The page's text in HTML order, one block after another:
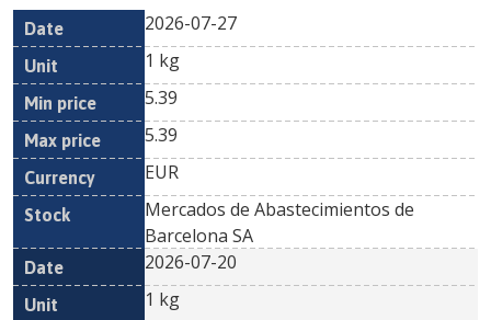
Date Unit
Min
Currency
2026-07-27
1 kg
5.39
5.39
EUR
Mercados de Abastecimientos de
Barcelona SA
2026-07-20
1 kg